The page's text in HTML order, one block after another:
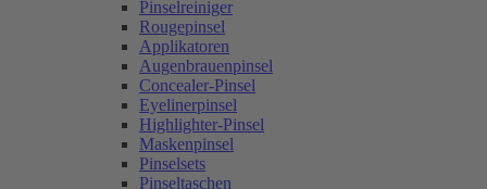
Pinselreiniger
Rougepinsel
Applikatoren
Augenbrauenpinsel
Concealer-Pinsel
Eyelinerpinsel
Highlighter-Pinsel
Maskenpinsel
Pinselsets
Pinseltaschen